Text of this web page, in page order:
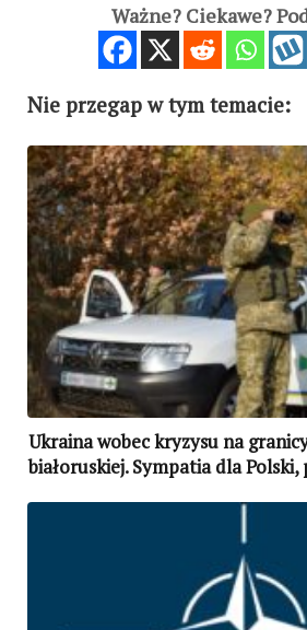
Ważne? Ciekawe?
Nie przegap w tym temacie:
Ukraina wobec kryzysu na
białoruskiej. Sympatia dla